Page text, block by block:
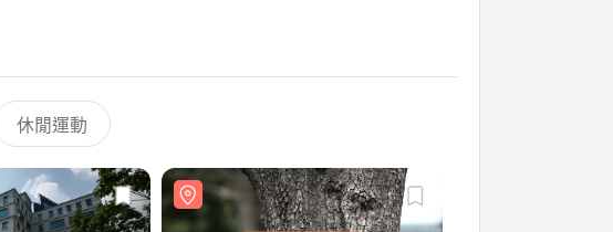
休閒運動